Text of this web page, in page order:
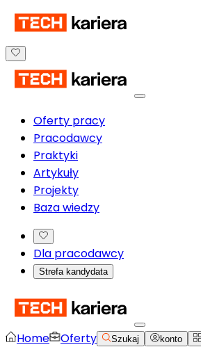
Oferty pracy
Pracodawcy
Praktyki
Artykuły
Projekty
Baza wiedzy
Dla pracodawcy
Strefa kandydata
Home Oferty Szukaj konto